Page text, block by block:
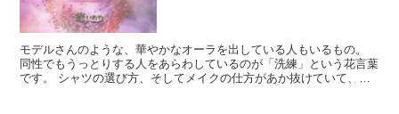
モデルさんのような、華やかなオーラを出している人もいるもの。
同性でもうっとりする人をあらわしているのが「洗練」という花言葉
です。 シャツの選び方、そしてメイクの仕方があか抜けていて、都